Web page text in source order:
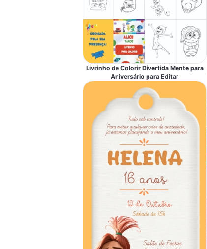
Livrinho de Colorir Divertida Mente para
Aniversário para Editar